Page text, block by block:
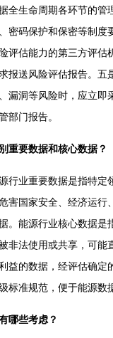
全生命周期各环节的
密码保护和保密等制
评估能力的第三方评
报送风险评估报告。
漏洞等风险时，应立
部门报告。
重要数据和核心数据？
业重要数据是指特定
害国家安全、经济运
。能源行业核心数据
非法使用或共享，可
益的数据，经评估确
标准规范，便于能源数
哪些考虑？